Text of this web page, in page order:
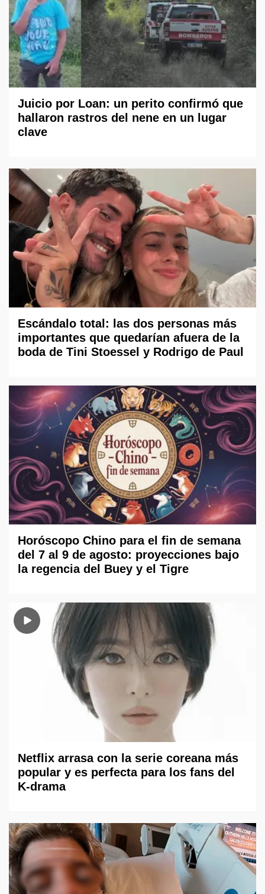
Juicio por Loan: un perito confirmó que
hallaron rastros del nene en un lugar
clave
Escándalo total: las dos personas más
importantes que quedarían afuera de la
boda de Tini Stoessel y Rodrigo de Paul
Horóscopo Chino para el fin de semana
del 7 al 9 de agosto: proyecciones bajo
la regencia del Buey y el Tigre
Netflix arrasa con la serie coreana más
popular y es perfecta para los fans del
K-drama